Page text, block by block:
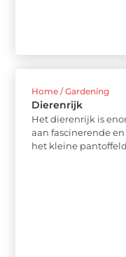
Home / Gardening
Dierenrijk
Het dierenrijk is
aan fascinerende
het kleine